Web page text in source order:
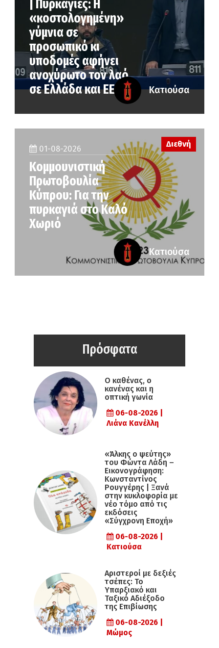
| Πυρκαγιές: Η
«κοστολογημένη»
γύμνια σε
προσωπικό κι
υποδομές αφήνει
ανοχύρωτο τον λαό
σε Ελλάδα και ΕΕ
Κατιούσα
01-08-2026
Κομμουνιστική
Πρωτοβουλία
Κύπρου: Για την
πυρκαγιά στο Καλό
Χωριό
Διεθνή
Κατιούσα
Πρόσφατα
Ο καθένας, ο
κανένας και η
οπτική γωνία
06-08-2026 |
Λιάνα Κανέλλη
«Άλκης ο ψεύτης»
του Φώντα Λάδη –
Εικονογράφηση:
Κωνσταντίνος
Ρουγγέρης | Ξανά
στην κυκλοφορία με
νέο τόμο από τις
εκδόσεις
«Σύγχρονη Εποχή»
06-08-2026 |
Κατιούσα
Αριστεροί με δεξιές
τσέπες: Το
Υπαρξιακό και
Ταξικό Αδιέξοδο
της Επιβίωσης
06-08-2026 |
Μώμος